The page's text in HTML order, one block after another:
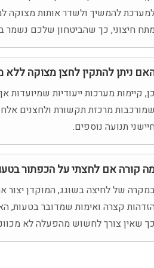
להמשיך ולשדר אותות מצוקה
חיצוני, כך שהביטחון שלכם נשמר
ניתן להתקין לחצן מצוקה
כן, קיימות מערכות ייעודיות שמיועדות
שמורכבות מרכזת תקשורת ולחצנים
חיישני תנועה נוספים.
קורה אם לחצתי על הכפתור
של לחיצה בשוגג, המוקדן יצור
הזדהות קצרה ואימות שמדובר בטעות,
כך שאין צורך לחשוש מהפעלה לא